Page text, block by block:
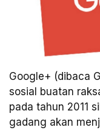
Google+ (dibaca
sosial buatan
pada tahun 2011
gadang akan